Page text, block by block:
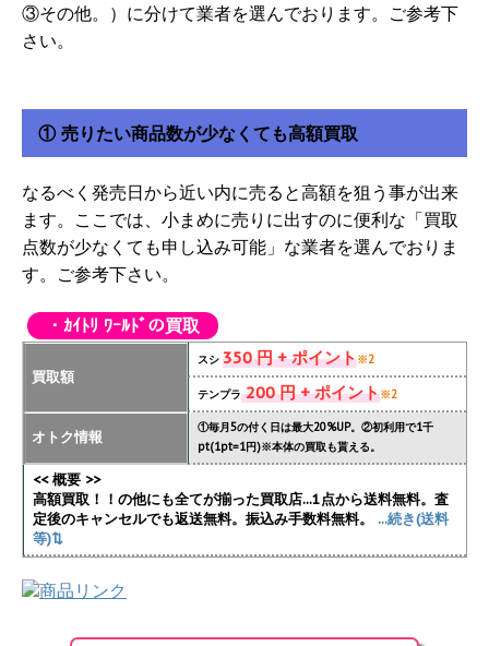
③その他。）に分けて業者を選んでおります。ご参考下
さい。
① 売りたい商品数が少なくても高額買取
なるべく発売日から近い内に売ると高額を狙う事が出来
ます。ここでは、小まめに売りに出すのに便利な「買取
点数が少なくても申し込み可能」な業者を選んでおりま
す。ご参考下さい。
・ｶｲﾄﾘ ﾜｰﾙﾄﾞの買取
買取額
スシ 350 円 + ポイント※2
テンプラ200 円 + ポイント※2
オトク情報
①毎月5の付く日は最大20%UP。②初利用で1千
pt(1pt=1円)※本体の買取も貰える。
<< 概要 >>
高額買取！！の他にも全てが揃った買取店...1点から送料無料。査
定後のキャンセルでも返送無料。振込み手数料無料。
...続き(送料
等)⇅